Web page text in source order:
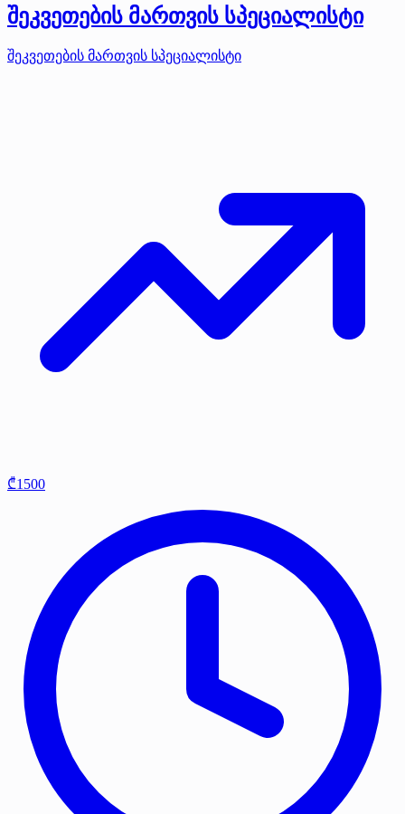
შეკვეთების მართვის სპეციალისტი
შეკვეთების მართვის სპეციალისტი
₾1500